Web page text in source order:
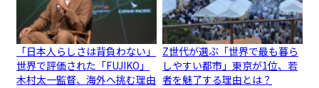
「日本人らしさは背負わない」
世界で評価された「FUJIKO」
木村太一監督、海外へ挑む理由
Z世代が選ぶ「世界で最も暮ら
しやすい都市」東京が1位、若
者を魅了する理由とは？